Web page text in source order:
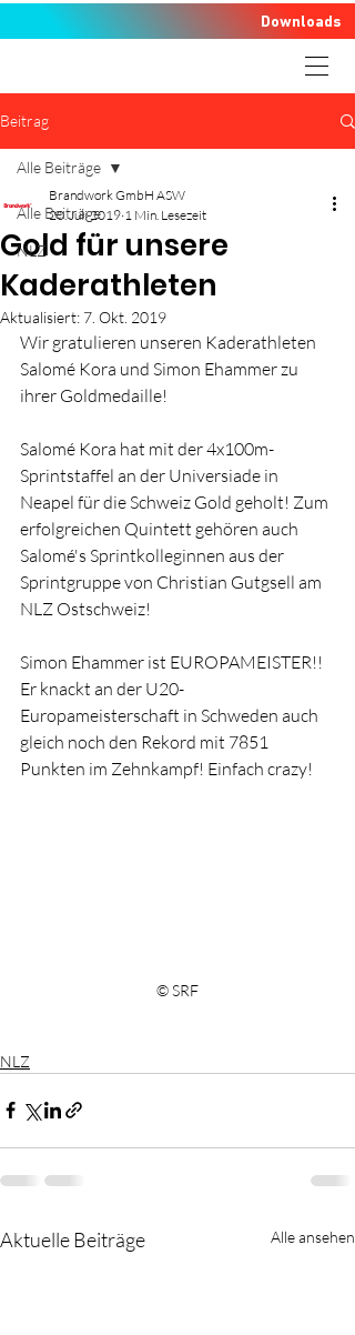
Downloads
Beitrag
Alle Beiträge
NLZ
Alle Beiträge
Gold für unsere
Kaderathleten
Brandwork GmbH ASW
20. Juli 2019 1 Min. Lesezeit
Aktualisiert: 7. Okt. 2019
Wir gratulieren unseren Kaderathleten
Salomé Kora und Simon Ehammer zu
ihrer Goldmedaille!
Salomé Kora hat mit der 4x100m-
Sprintstaffel an der Universiade in
Neapel für die Schweiz Gold geholt! Zum
erfolgreichen Quintett gehören auch
Salomé's Sprintkolleginnen aus der
Sprintgruppe von Christian Gutgsell am
NLZ Ostschweiz!
Simon Ehammer ist EUROPAMEISTER!!
Er knackt an der U20-
Europameisterschaft in Schweden auch
gleich noch den Rekord mit 7851
Punkten im Zehnkampf! Einfach crazy!
© SRF
NLZ
Aktuelle Beiträge Alle ansehen